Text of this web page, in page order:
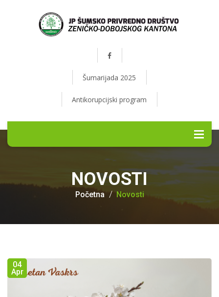
Šumarijada 2025
Antikorupcijski program
NOVOSTI
Početna Novosti
04
Apr